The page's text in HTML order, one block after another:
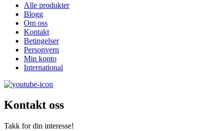
Alle produkter
Blogg
Om oss
Kontakt
Betingelser
Personvern
Min konto
International
Kontakt oss
Takk for din interesse!